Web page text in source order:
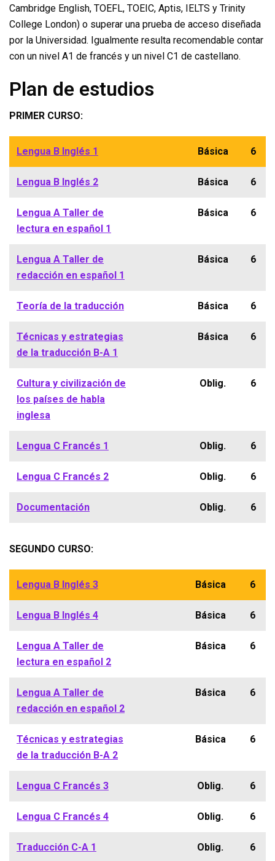
Cambridge English, TOEFL, TOEIC, Aptis, IELTS y Trinity
College London) o superar una prueba de acceso diseñada
por la Universidad. Igualmente resulta recomendable contar
con un nivel A1 de francés y un nivel C1 de castellano.
Plan de estudios
PRIMER CURSO:
Lengua B Inglés 1 Básica 6
Lengua B Inglés 2 Básica 6
Lengua A Taller de
lectura en español 1
Básica 6
Lengua A Taller de
redacción en español 1
Básica 6
Teoría de la traducción Básica 6
Técnicas y estrategias
de la traducción B-A 1
Básica 6
Cultura y civilización de
los países de habla
inglesa
Oblig. 6
Lengua C Francés 1 Oblig. 6
Lengua C Francés 2 Oblig. 6
Documentación Oblig. 6
SEGUNDO CURSO:
Lengua B Inglés 3 Básica 6
Lengua B Inglés 4 Básica 6
Lengua A Taller de
lectura en español 2
Básica 6
Lengua A Taller de
redacción en español 2
Básica 6
Técnicas y estrategias
de la traducción B-A 2
Básica 6
Lengua C Francés 3 Oblig. 6
Lengua C Francés 4 Oblig. 6
Traducción C-A 1 Oblig. 6